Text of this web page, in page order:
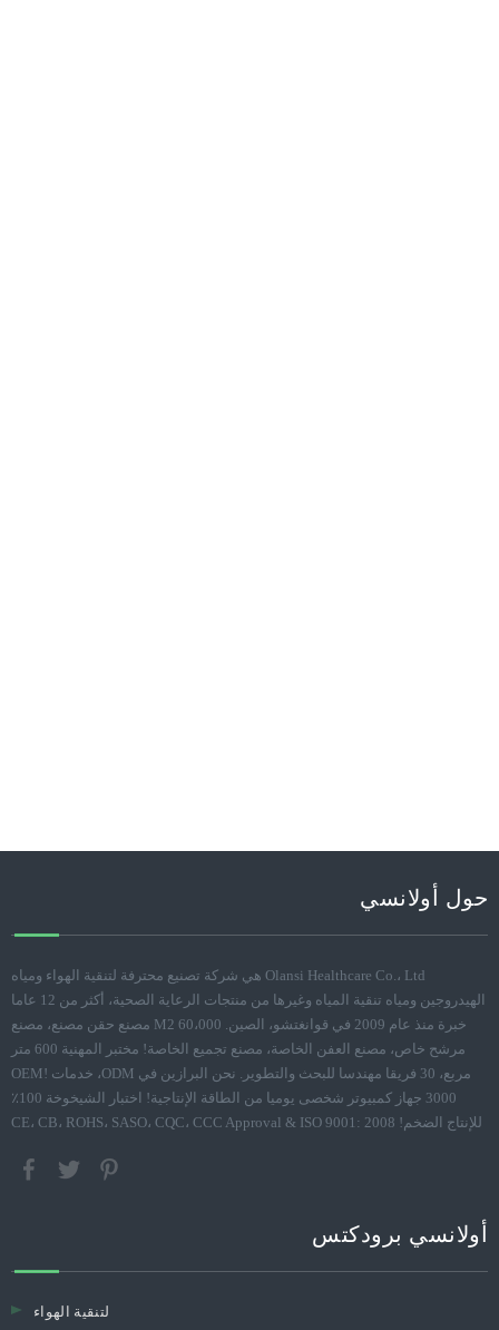
حول أولانسي
Olansi Healthcare Co.، Ltd هي شركة تصنيع محترفة لتنقية الهواء ومياه
الهيدروجين ومياه تنقية المياه وغيرها من منتجات الرعاية الصحية، أكثر من 12 عاما
خبرة منذ عام 2009 في قوانغتشو، الصين. 60،000 M2 مصنع حقن مصنع، مصنع
مرشح خاص، مصنع العفن الخاصة، مصنع تجميع الخاصة! مختبر المهنية 600 متر
مربع، 30 فريقا مهندسا للبحث والتطوير. نحن البرازين في ODM، خدمات OEM!
3000 جهاز كمبيوتر شخصى يوميا من الطاقة الإنتاجية! اختبار الشيخوخة 100٪
للإنتاج الضخم! CE، CB، ROHS، SASO، CQC، CCC Approval & ISO 9001: 2008
أولانسي برودكتس
لتنقية الهواء